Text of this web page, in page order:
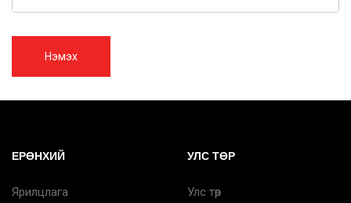
Нэмэх
ЕРӨНХИЙ
Ярилцлага
УЛС ТӨР
Улс төр